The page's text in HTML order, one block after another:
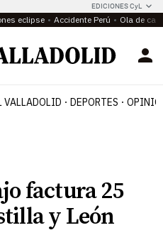
EDICIONES CyL
eclipse Accidente Perú Ola de
VALLADOLID DEPORTES
factura 25
y León